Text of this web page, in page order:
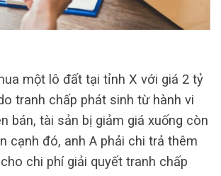
một lô đất tại tỉnh X với giá 2 tỷ
tranh chấp phát sinh từ hành vi
bán, tài sản bị giảm giá xuống còn
cạnh đó, anh A phải chi trả thêm
chi phí giải quyết tranh chấp